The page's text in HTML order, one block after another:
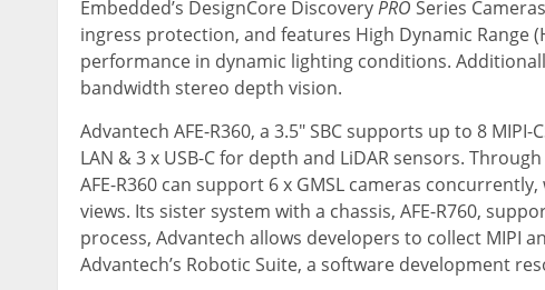
Embedded’s DesignCore DiscoveryPRO Series
ingress protection, and features High Dynamic Range
performance in dynamic lighting conditions.
bandwidth stereo depth vision.
Advantech AFE-R360, a 3.5″ SBC supports up to 8
LAN & 3 x USB-C for depth and LiDAR sensors.
AFE-R360 can support 6 x GMSL cameras
views. Its sister system with a chassis, AFE-R760,
process, Advantech allows developers to collect MIPI
Advantech’s Robotic Suite, a software development